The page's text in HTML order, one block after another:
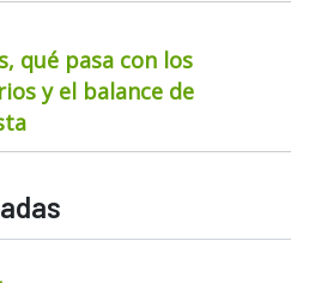
qué pasa con los
y el balance de